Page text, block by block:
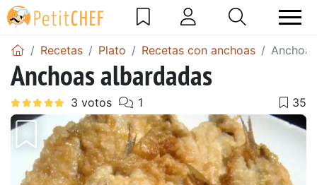
Recetas Plato Recetas con anchoas
Anchoas albardadas